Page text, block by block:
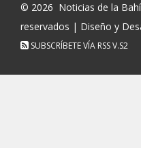
© 2026 Noticias de la
reservados | Diseño y
SUBSCRÍBETE VÍA RSSV.S2